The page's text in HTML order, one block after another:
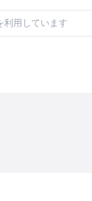
利用しています